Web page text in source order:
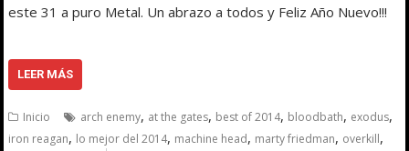
este 31 a puro Metal. Un abrazo a todos y Feliz Año Nuevo!!!
LEER MÁS
Inicio arch enemy, at the gates, best of 2014, bloodbath, exodus,
iron reagan, lo mejor del 2014, machine head, marty friedman, overkill,